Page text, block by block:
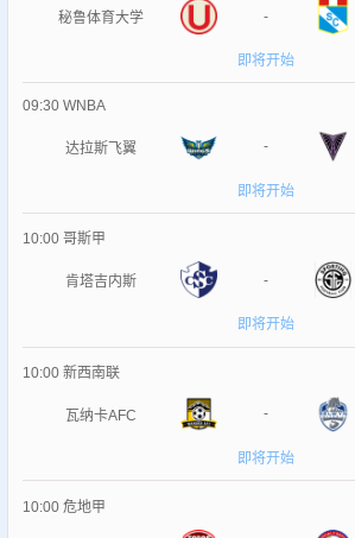
秘鲁体育大学 -
即将开始
09:30 WNBA
达拉斯飞翼 -
即将开始
10:00 哥斯甲
肯塔吉内斯 -
即将开始
10:00 新西南联
瓦纳卡AFC -
即将开始
10:00 危地甲